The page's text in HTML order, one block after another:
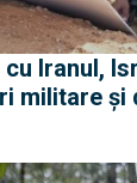
Iranul,
militare și